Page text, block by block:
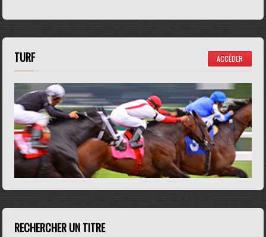
TURF ACCÉDER
RECHERCHER UN TITRE